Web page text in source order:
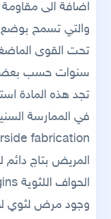
والتي تسمح
سنوات حسب بعض
في الممارسة
المريض بتاج دائم
وجود مرض لثوي